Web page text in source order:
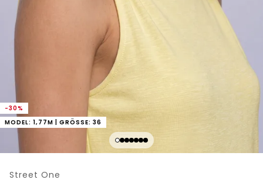
-30%
MODEL: 1,77M | GRÖSSE: 36
Street One